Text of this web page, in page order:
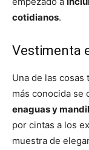
cotidianos.
Vestimenta
Una de las cosas
más conocida se
enaguas y mandil
por cintas a los
muestra de